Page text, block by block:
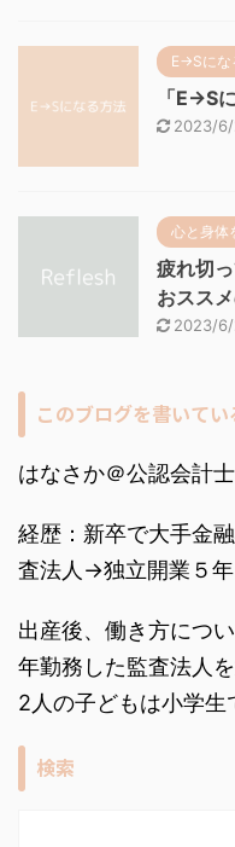
E→Sにな
「E→S
2023/
心と身体
疲れ切
おスス
2023/
このブログを書いてい
はなさか＠公認会計
経歴：新卒で大手金
査法人→独立開業５年
出産後、働き方につ
年勤務した監査法人
2人の子どもは小学生
検索